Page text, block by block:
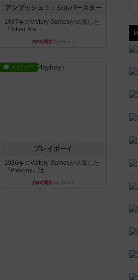
アンブッシュ！：シルバースター
1987年にVictory Gamesが出版した
『Silver Sta...
約2時間前 by Chaco
レビュー
プレイボーイ
1986年にVictory Gamesが出版した
『Playboy』は、...
約3時間前 by Chaco